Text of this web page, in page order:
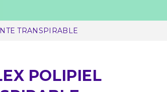
TRANSPIRABLE
POLIPIEL